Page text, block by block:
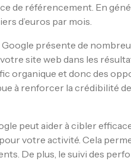
de référencement. En
d’euros par mois.
présente de
site web dans les
organique et donc des
à renforcer la crédibilité
peut aider à cibler
votre activité. Cela
De plus, le suivi des